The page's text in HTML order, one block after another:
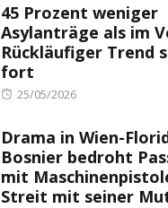
45 Prozent weniger
Asylanträge als im
Rückläufiger Trend
fort
Posted
25/05/2026
Drama in Wien-
Bosnier bedroht
mit
Streit mit seiner